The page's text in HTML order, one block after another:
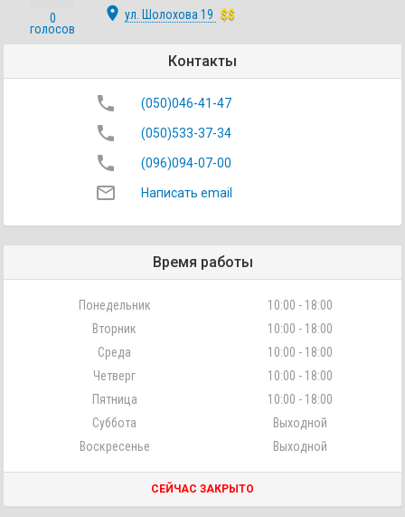
0
голосов
place ул. Шолохова 19 $$
Контакты
phone (050)046-41-47
phone (050)533-37-34
phone (096)094-07-00
mail_outline Написать email
Время работы
Понедельник
10:00 - 18:00
Вторник
10:00 - 18:00
Среда
10:00 - 18:00
Четверг
10:00 - 18:00
Пятница
10:00 - 18:00
Суббота
Выходной
Воскресенье
Выходной
СЕЙЧАС ЗАКРЫТО